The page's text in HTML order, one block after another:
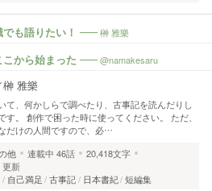
も語りたい！ 榊 雅樂
から始まった @namakesaru
榊 雅樂
て、何かしらで調べたり、古事記を読んだりし
す。 創作で困った時に使ってください。 ただ、
だけの人間ですので、必…
他 連載中 46話
20,418文字
更新
自己満足 古事記 日本書紀 短編集